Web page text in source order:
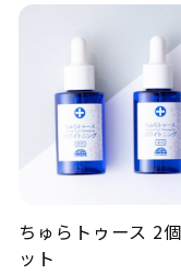
ちゅらトゥース 2
ット